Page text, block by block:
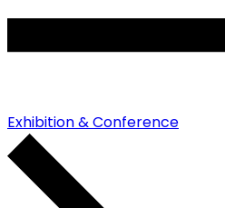
Exhibition & Conference